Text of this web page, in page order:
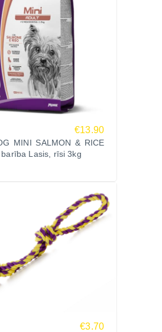
€13.90
MINI SALMON & RICE
Lasis, rīsi 3kg
€3.70